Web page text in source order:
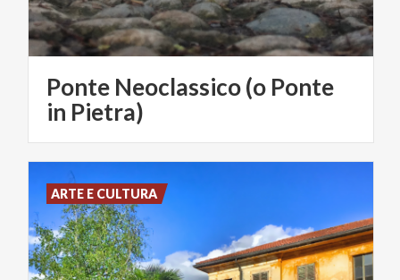
Ponte Neoclassico (o Ponte
in Pietra)
ARTE E CULTURA